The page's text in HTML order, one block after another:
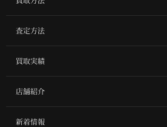
査定方法
買取実績
店舗紹介
新着情報